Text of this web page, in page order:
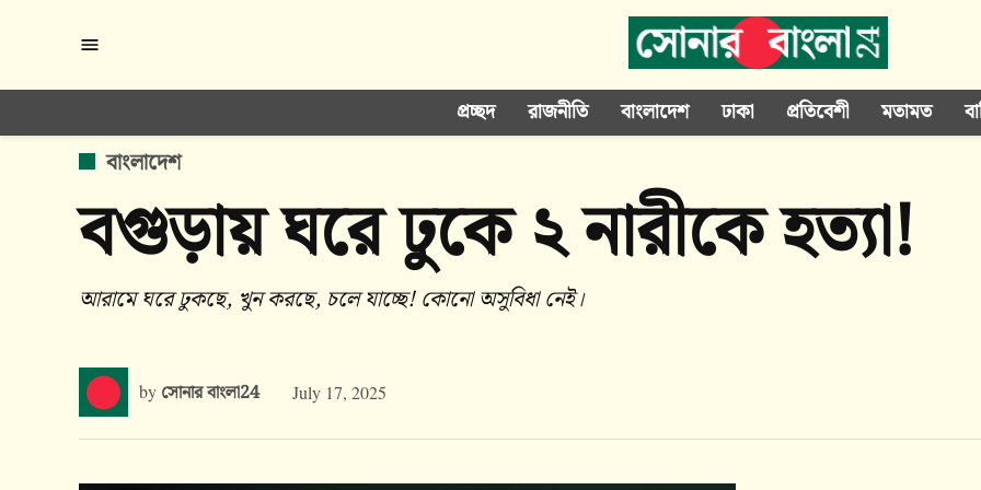
content
প্রচ্ছদ রাজনীতি বাংলাদেশ ঢাকা প্রতিবেশী মতামত
POSTED
বাংলাদেশ
বগুড়ায় ঘরে ঢুকে ২ নারীকে হত্যা!
আরামে ঘরে ঢুকছে, খুন‌ করছে, চলে যাচ্ছে! কোনো অসুবিধা নেই।
by সোনার বাংলা24 July 17, 2025